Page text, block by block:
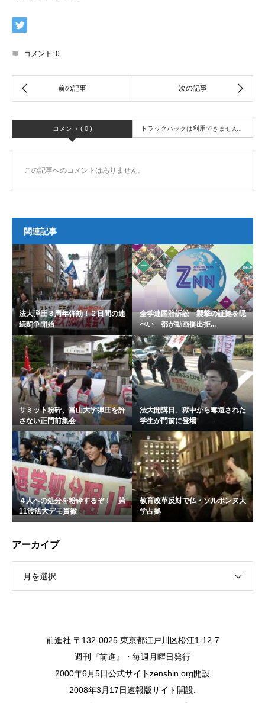
コメント: 0
コメント ( 0 ) トラックバックは利用できません。
この記事へのコメントはありません。
関連記事
法大弾圧３周年弾劾！２日間の連
続闘争開始
全学連国賠訴訟 襲撃の証拠を隠
ぺい 都が動画提出拒...
サミット粉砕、富山大学弾圧を許
さない正門前集会
法大開講日、獄中から奪還された
学生が門前に登場
４人への処分を粉砕するぞ！ 第
11波法大デモ貫徹
教育改革反対で仏・ソルボンヌ大
学占拠
アーカイブ
月を選択
前進社 〒132-0025 東京都江戸川区松江1-12-7
週刊『前進』・毎週月曜日発行
2000年6月5日公式サイトzenshin.org開設
2008年3月17日速報版サイト開設.